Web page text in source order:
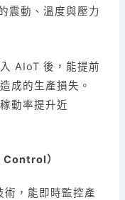
震動、溫度與壓力
AIoT 後，能提前
成的生產損失。
動率提升近
）
，能即時監控產